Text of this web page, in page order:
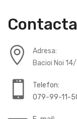
Adresa:
Bacioi Noi
Telefon:
079-99-11-